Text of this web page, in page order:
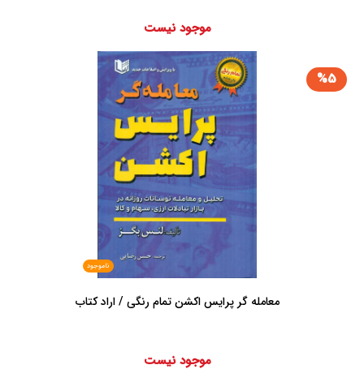
موجود نیست
%5
ناموجود
معامله گر پرایس اکشن تمام رنگی / اراد کتاب
موجود نیست